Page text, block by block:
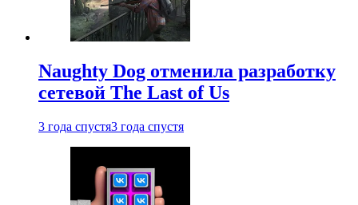
Naughty Dog отменила разработку
сетевой The Last of Us
3 года спустя3 года спустя